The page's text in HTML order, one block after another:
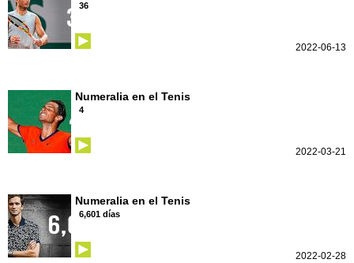
36
2022-06-13
Numeralia en el Tenis
4
2022-03-21
Numeralia en el Tenis
6,601 días
2022-02-28